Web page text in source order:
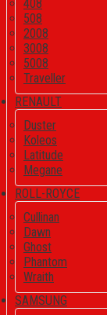
408
508
2008
3008
5008
Traveller
RENAULT
Duster
Koleos
Latitude
Megane
ROLL-ROYCE
Cullinan
Dawn
Ghost
Phantom
Wraith
SAMSUNG